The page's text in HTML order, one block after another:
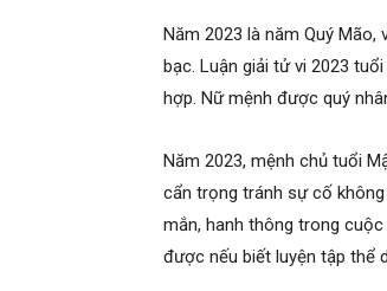
Năm 2023 là năm Quý Mão,
bạc. Luận giải tử vi 2023
hợp. Nữ mệnh được quý
Năm 2023, mệnh chủ tuổi
cẩn trọng tránh sự cố
mắn, hanh thông trong
được nếu biết luyện tập thể